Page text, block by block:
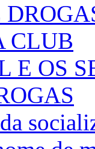
CLUB
E OS